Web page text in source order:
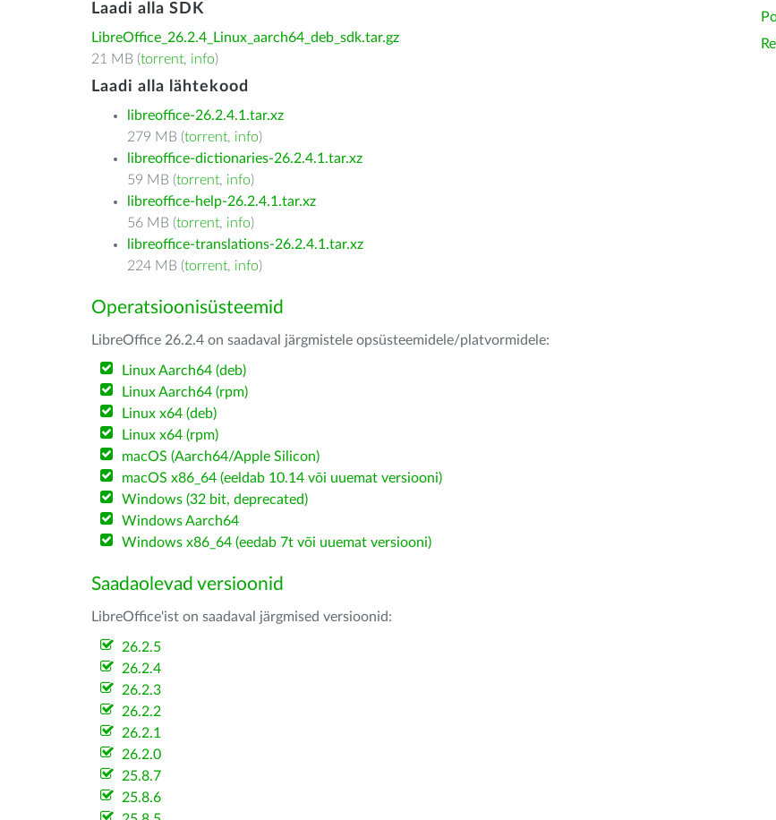
Laadi alla SDK
LibreOffice_26.2.4_Linux_aarch64_deb_sdk.tar.gz
21 MB (torrent, info)
Laadi alla lähtekood
libreoffice-26.2.4.1.tar.xz
279 MB (torrent, info)
libreoffice-dictionaries-26.2.4.1.tar.xz
59 MB (torrent, info)
libreoffice-help-26.2.4.1.tar.xz
56 MB (torrent, info)
libreoffice-translations-26.2.4.1.tar.xz
224 MB (torrent, info)
Operatsioonisüsteemid
LibreOffice 26.2.4 on saadaval järgmistele opsüsteemidele/platvormidele:
Linux Aarch64 (deb)
Linux Aarch64 (rpm)
Linux x64 (deb)
Linux x64 (rpm)
macOS (Aarch64/Apple Silicon)
macOS x86_64 (eeldab 10.14 või uuemat versiooni)
Windows (32 bit, deprecated)
Windows Aarch64
Windows x86_64 (eedab 7t või uuemat versiooni)
Saadaolevad versioonid
LibreOffice'ist on saadaval järgmised versioonid:
26.2.5
26.2.4
26.2.3
26.2.2
26.2.1
26.2.0
25.8.7
25.8.6